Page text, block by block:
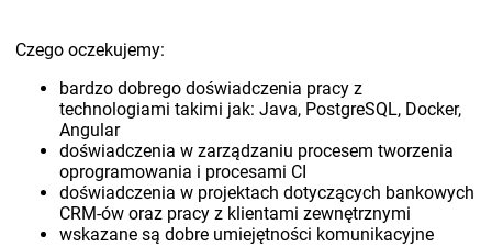
Czego oczekujemy:
bardzo dobrego doświadczenia pracy z
technologiami takimi jak: Java, PostgreSQL, Docker,
Angular
doświadczenia w zarządzaniu procesem tworzenia
oprogramowania i procesami CI
doświadczenia w projektach dotyczących bankowych
CRM-ów oraz pracy z klientami zewnętrznymi
wskazane są dobre umiejętności komunikacyjne